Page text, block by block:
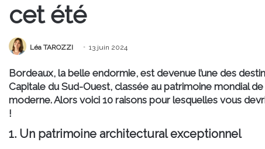
cet été
Léa TAROZZI 13 juin 2024
Bordeaux, la belle endormie, est devenue l’une des
Capitale du Sud-Ouest, classée au patrimoine mondial
moderne. Alors voici 10 raisons pour lesquelles vous
!
1. Un patrimoine architectural exceptionnel